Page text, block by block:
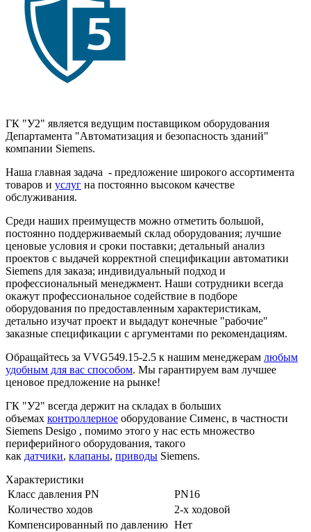
ГК "У2" является ведущим поставщиком оборудования
Департамента "Автоматизация и безопасность зданий"
компании Siemens.
Наша главная задача - предложение широкого ассортимента
товаров и услуг на постоянно высоком качестве
обслуживания.
Среди наших преимуществ можно отметить большой,
постоянно поддерживаемый склад оборудования; лучшие
ценовые условия и сроки поставки; детальный анализ
проектов с выдачей корректной спецификации автоматики
Siemens для заказа; индивидуальный подход и
профессиональный менеджмент. Наши сотрудники всегда
окажут профессиональное содействие в подборе
оборудования по предоставленным характеристикам,
детально изучат проект и выдадут конечные "рабочие"
заказные спецификации с аргументами по рекомендациям.
Обращайтесь за VVG549.15-2.5 к нашим менеджерам любым
удобным для вас способом. Мы гарантируем вам лучшее
ценовое предложение на рынке!
ГК "У2" всегда держит на складах в больших
объемах контроллерное оборудование Сименс, в частности
Siemens Desigo , помимо этого у нас есть множество
периферийного оборудования, такого
как датчики, клапаны, приводы Siemens.
Характеристики
Класс давления PN
PN16
Количество ходов
2-х ходовой
Компенсированный по давлению Нет